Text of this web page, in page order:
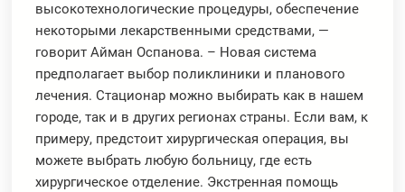
высокотехнологические процедуры, обеспечение
некоторыми лекарственными средствами, —
говорит Айман Оспанова. – Новая система
предполагает выбор поликлиники и планового
лечения. Стационар можно выбирать как в нашем
городе, так и в других регионах страны. Если вам, к
примеру, предстоит хирургическая операция, вы
можете выбрать любую больницу, где есть
хирургическое отделение. Экстренная помощь